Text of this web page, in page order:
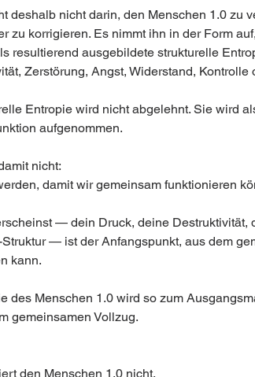
deshalb nicht darin, den Menschen 1.0 zu
zu korrigieren. Es nimmt ihn in der Form
resultierend ausgebildete strukturelle
Zerstörung, Angst, Widerstand, Kontrolle
Entropie wird nicht abgelehnt. Sie wird
aufgenommen.
nicht:
damit wir gemeinsam funktionieren
— dein Druck, deine Destruktivität,
— ist der Anfangspunkt, aus dem
kann.
des Menschen 1.0 wird so zum
gemeinsamen Vollzug.
den Menschen 1.0 nicht.